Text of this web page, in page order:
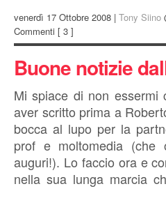
venerdì 17 Ottobre 2008 | Tony Siino
Commenti [ 3 ]
Buone notizie
Mi spiace di non essermi
aver scritto prima a
bocca al lupo per la
prof e moltomedia (che
auguri!). Lo faccio ora e
nella sua lunga marcia